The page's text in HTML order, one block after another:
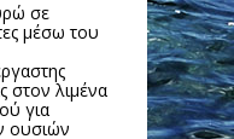
σε
μέσω του
στον λιμένα
για
ουσιών